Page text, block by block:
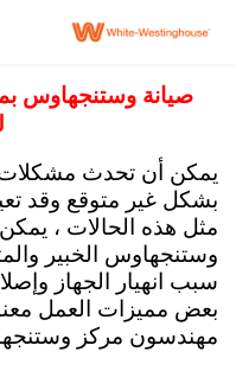
صيانة وستنجهاوس
يمكن أن تحدث مشكلات
بشكل غير متوقع وقد
مثل هذه الحالات ،
وستنجهاوس الخبير
سبب انهيار الجهاز
بعض مميزات العمل
مهندسون مركز
وستنجهاوس اصلاح